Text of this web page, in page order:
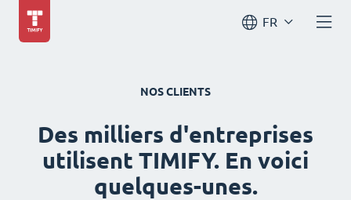
FR
NOS CLIENTS
Des milliers d'entreprises
utilisent TIMIFY. En voici
quelques-unes.